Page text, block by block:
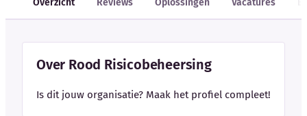
Over Rood Risicobeheersing
Is dit jouw organisatie? Maak het profiel compleet!